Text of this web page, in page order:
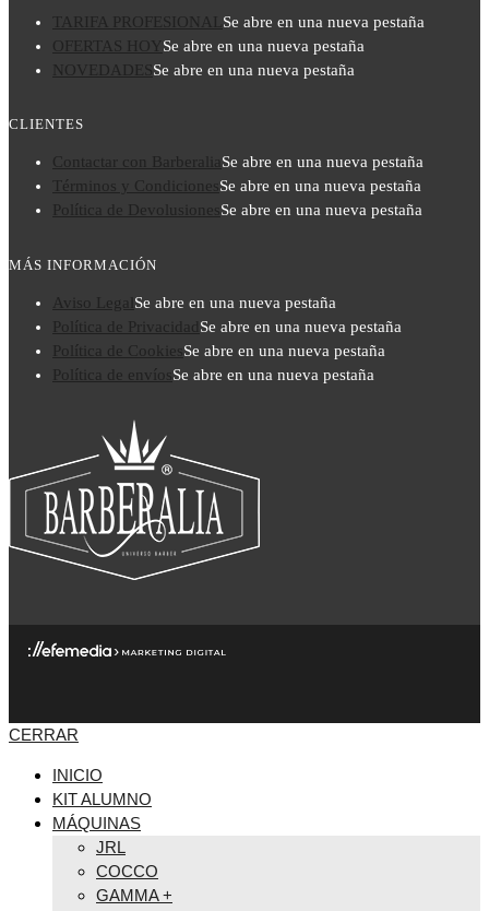
MÁS INFORMACIÓN
Aviso Legal Se abre en una nueva pestaña
Política de Privacidad Se abre en una nueva pestaña
Política de CookiesSe abre en una nueva pestaña
Política de envíosSe abre en una nueva pestaña
CLIENTES
Contactar con Barberalia Se abre en una nueva pestaña
Términos y CondicionesSe abre en una nueva pestaña
Política de DevolusionesSe abre en una nueva pestaña
TARIFA PROFESIONAL Se abre en una nueva pestaña
OFERTAS HOY Se abre en una nueva pestaña
NOVEDADESSe abre en una nueva pestaña
CERRAR
INICIO
KIT ALUMNO
MÁQUINAS
JRL
COCCO
GAMMA +